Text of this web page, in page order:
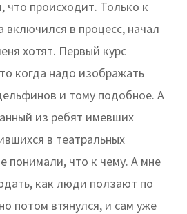
происходит. Только к
включился в процесс, начал
хотят. Первый курс
когда надо изображать
и тому подобное. А
из ребят имевших
в театральных
понимали, что к чему. А мне
как люди ползают по
потом втянулся, и сам уже